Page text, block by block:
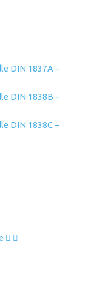
DIN 1837A –
DIN 1838B –
DIN 1838C –